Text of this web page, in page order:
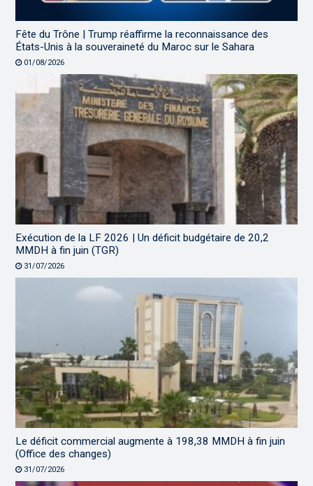
Fête du Trône | Trump réaffirme la reconnaissance des
États-Unis à la souveraineté du Maroc sur le Sahara
01/08/2026
Exécution de la LF 2026 | Un déficit budgétaire de 20,2
MMDH à fin juin (TGR)
31/07/2026
Le déficit commercial augmente à 198,38 MMDH à fin juin
(Office des changes)
31/07/2026